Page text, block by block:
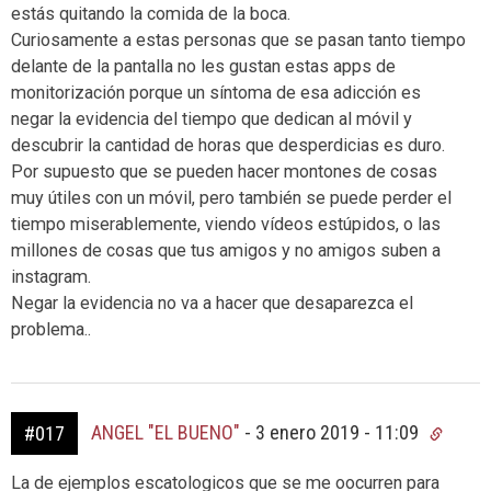
estás quitando la comida de la boca.
Curiosamente a estas personas que se pasan tanto tiempo
delante de la pantalla no les gustan estas apps de
monitorización porque un síntoma de esa adicción es
negar la evidencia del tiempo que dedican al móvil y
descubrir la cantidad de horas que desperdicias es duro.
Por supuesto que se pueden hacer montones de cosas
muy útiles con un móvil, pero también se puede perder el
tiempo miserablemente, viendo vídeos estúpidos, o las
millones de cosas que tus amigos y no amigos suben a
instagram.
Negar la evidencia no va a hacer que desaparezca el
problema..
#017 ANGEL "EL BUENO" - 3 enero 2019 - 11:09
La de ejemplos escatologicos que se me oocurren para